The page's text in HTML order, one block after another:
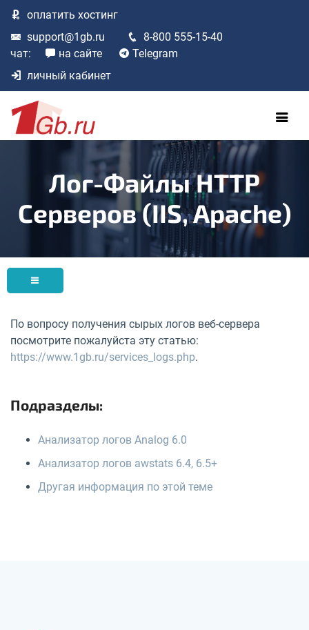
оплатить хостинг
support@1gb.ru
8-800 555-15-40
чат:
на сайте
Telegram
личный кабинет
Лог-Файлы HTTP
Серверов (IIS, Apache)
По вопросу получения сырых логов веб-сервера
посмотрите пожалуйста эту статью:
https://www.1gb.ru/services_logs.php.
Подразделы:
Анализатор логов Analog 6.0
Анализатор логов awstats 6.4, 6.5+
Другая информация по этой теме